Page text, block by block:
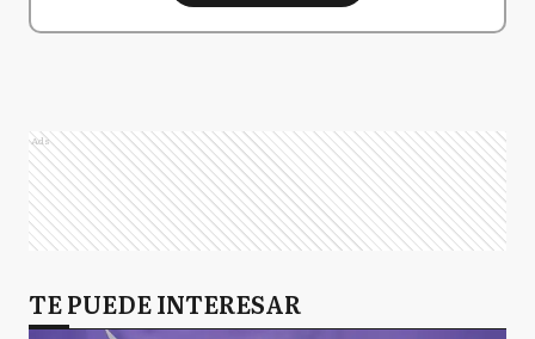
Ads
TE PUEDE INTERESAR